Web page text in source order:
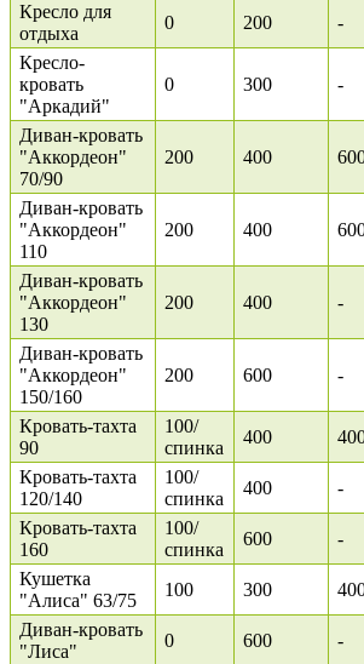
Кресло для
отдыха
0 200 -
Кресло-
кровать
"Аркадий"
0 300 -
Диван-кровать
"Аккордеон"
70/90
200 400
Диван-кровать
"Аккордеон"
110
200 400
Диван-кровать
"Аккордеон"
130
200 400 -
Диван-кровать
"Аккордеон"
150/160
200 600 -
Кровать-тахта
90
100/
спинка
400
Кровать-тахта
120/140
100/
спинка
400 -
Кровать-тахта
160
100/
спинка
600 -
Кушетка
"Алиса" 63/75
100 300
Диван-кровать
"Лиса"
0 600 -